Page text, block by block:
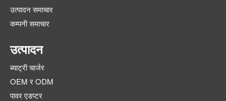
उत्पादन समाचार
कम्पनी समाचार
उत्पादन
ब्याट्री चार्जर
OEM र ODM
पावर एडप्टर